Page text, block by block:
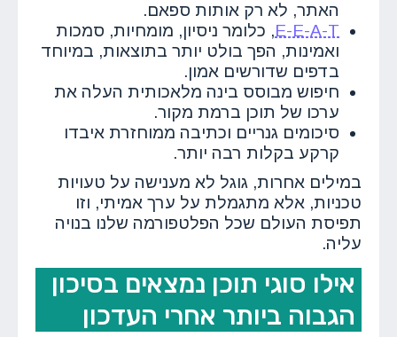
האתר, לא רק אותות ספאם.
E-E-A-T, כלומר ניסיון, מומחיות, סמכות
ואמינות, הפך בולט יותר בתוצאות, במיוחד
בדפים שדורשים אמון.
חיפוש מבוסס בינה מלאכותית העלה את
ערכו של תוכן ברמת מקור.
סיכומים גנריים וכתיבה ממוחזרת איבדו
קרקע בקלות רבה יותר.
במילים אחרות, גוגל לא מענישה על טעויות
טכניות, אלא מתגמלת על ערך אמיתי, וזו
תפיסת העולם שכל הפלטפורמה שלנו בנויה
עליה.
אילו סוגי תוכן נמצאים בסיכון
הגבוה ביותר אחרי העדכון